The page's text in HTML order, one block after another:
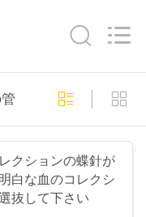
クションの蝶針が
白な血のコレクシ
抜して下さい